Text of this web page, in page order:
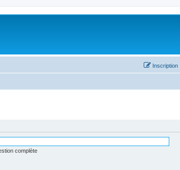
Inscription
complète